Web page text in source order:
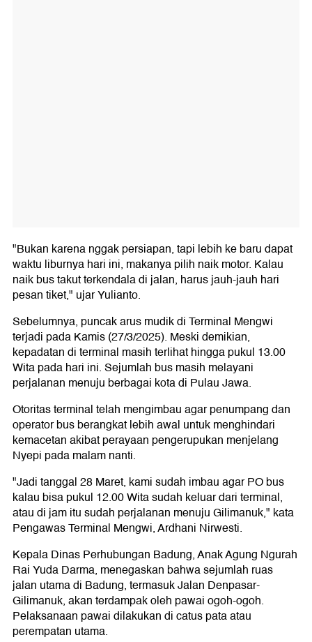
"Bukan karena nggak persiapan, tapi lebih ke baru dapat
waktu liburnya hari ini, makanya pilih naik motor. Kalau
naik bus takut terkendala di jalan, harus jauh-jauh hari
pesan tiket," ujar Yulianto.
Sebelumnya, puncak arus mudik di Terminal Mengwi
terjadi pada Kamis (27/3/2025). Meski demikian,
kepadatan di terminal masih terlihat hingga pukul 13.00
Wita pada hari ini. Sejumlah bus masih melayani
perjalanan menuju berbagai kota di Pulau Jawa.
Otoritas terminal telah mengimbau agar penumpang dan
operator bus berangkat lebih awal untuk menghindari
kemacetan akibat perayaan pengerupukan menjelang
Nyepi pada malam nanti.
"Jadi tanggal 28 Maret, kami sudah imbau agar PO bus
kalau bisa pukul 12.00 Wita sudah keluar dari terminal,
atau di jam itu sudah perjalanan menuju Gilimanuk," kata
Pengawas Terminal Mengwi, Ardhani Nirwesti.
Kepala Dinas Perhubungan Badung, Anak Agung Ngurah
Rai Yuda Darma, menegaskan bahwa sejumlah ruas
jalan utama di Badung, termasuk Jalan Denpasar-
Gilimanuk, akan terdampak oleh pawai ogoh-ogoh.
Pelaksanaan pawai dilakukan di catus pata atau
perempatan utama.